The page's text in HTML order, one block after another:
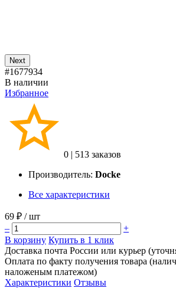
Next
#1677934
В наличии
Избранное
0 | 513 заказов
Производитель: Docke
Все характеристики
69 ₽ / шт
–
+
В корзину Купить в 1 клик
Доставка почта России или курьер
Оплата по факту получения товара
наложеным платежом)
Характеристики Отзывы